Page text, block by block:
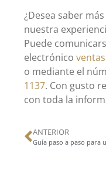
¿Desea saber
nuestra
Puede
electrónico
o mediante el
1137. Con gusto
con toda la
ANTERIOR